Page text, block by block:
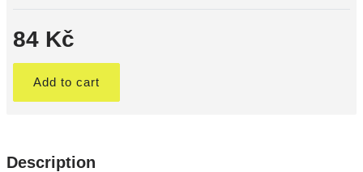
84 Kč
Add to cart
Description